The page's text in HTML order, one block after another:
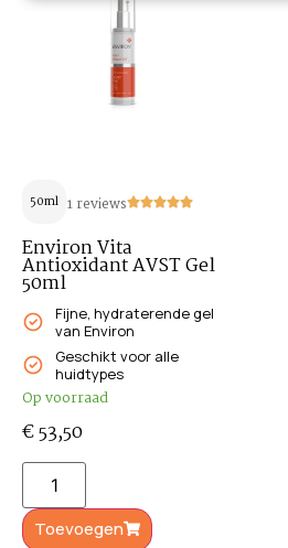
50ml 1 reviews
Environ Vita
Antioxidant AVST Gel
50ml
Fijne, hydraterende gel
van Environ
Geschikt voor alle
huidtypes
Op voorraad
€53,50
Toevoegen